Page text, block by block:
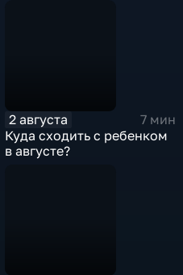
2 августа
7 мин
Куда сходить с ребенком
в августе?